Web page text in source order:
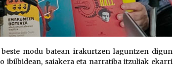
modu batean irakurtzen laguntzen digun
ibilbidean, saiakera eta narratiba itzuliak ekarri